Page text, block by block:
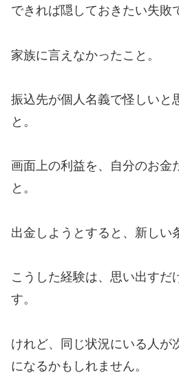
できれば隠しておきたい失敗
家族に言えなかったこと。
振込先が個人名義で怪しいと
と。
画面上の利益を、自分のお金
と。
出金しようとすると、新しい
こうした経験は、思い出すだ
す。
けれど、同じ状況にいる人が
になるかもしれません。